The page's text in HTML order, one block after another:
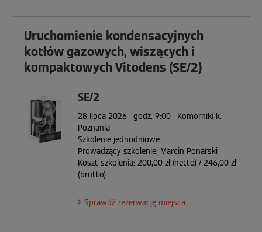
Uruchomienie kondensacyjnych
kotłów gazowych, wiszących i
kompaktowych Vitodens (SE/2)
SE/2
28 lipca 2026 · godz. 9:00 · Komorniki k.
Poznania
Szkolenie jednodniowe
Prowadzący szkolenie: Marcin Ponarski
Koszt szkolenia: 200,00 zł (netto) / 246,00 zł
(brutto)
Sprawdź rezerwację miejsca